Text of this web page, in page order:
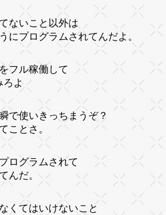
ないこと以外は
にプログラムされてんだよ。
フル稼働して
ろよ
で使いきっちまうぞ？
ことさ。
ログラムされて
んだ。
くてはいけないこと